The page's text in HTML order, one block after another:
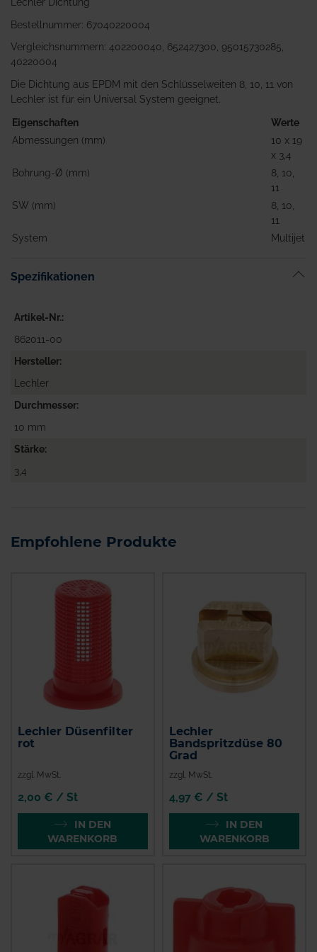
Lechler Dichtung
Bestellnummer: 67040220004
Vergleichsnummern: 402200040, 652427300, 95015730285,
40220004
Die Dichtung aus EPDM mit den Schlüsselweiten 8, 10, 11 von
Lechler ist für ein Universal System geeignet.
Eigenschaften
Werte
Abmessungen (mm)
10 x 19
x 3,4
Bohrung-Ø (mm)
8, 10,
11
SW (mm)
8, 10,
11
System
Multijet
Spezifikationen
Artikel-Nr.
862011-00
Hersteller
Lechler
Durchmesser
10 mm
Stärke
3,4
Empfohlene Produkte
Lechler Düsenfilter
rot
zzgl. MwSt.
2,00 € / St
IN DEN
WARENKORB
Lechler
Bandspritzdüse 80
Grad
zzgl. MwSt.
4,97 € / St
IN DEN
WARENKORB